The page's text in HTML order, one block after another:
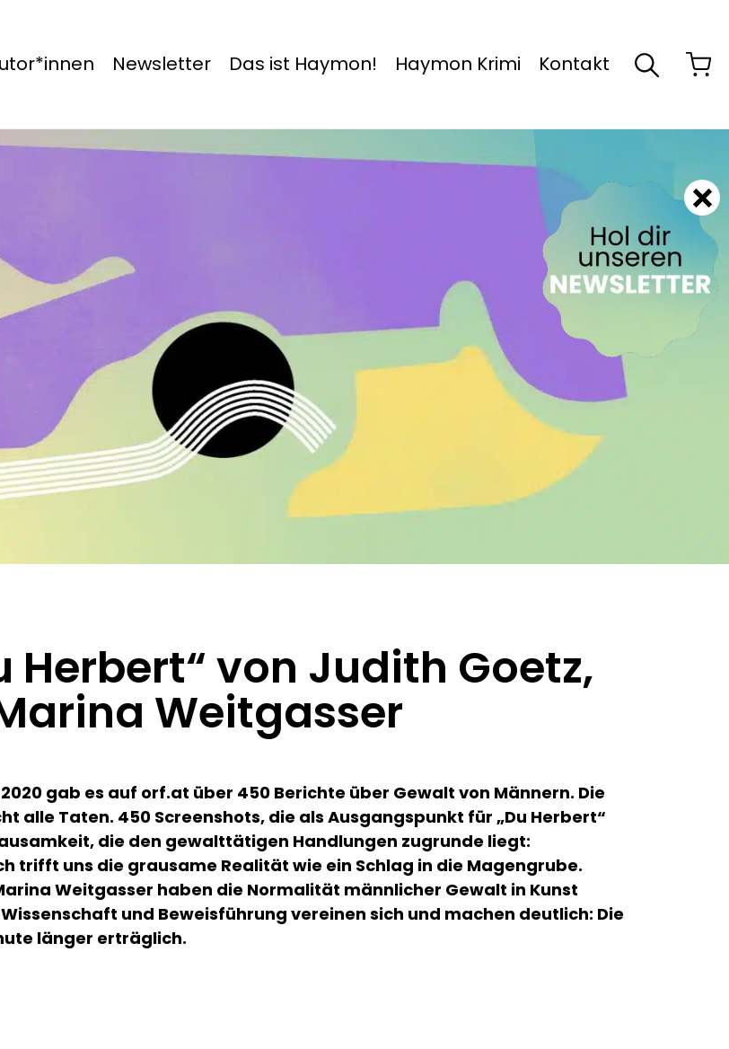
Newsletter Das ist Haymon! Haymon Krimi Kontakt
Herbert“ von Judith Goetz,
Weitgasser
gab es auf orf.at über 450 Berichte über Gewalt von Männern. Die
alle Taten. 450 Screenshots, die als Ausgangspunkt für „Du Herbert“
die den gewalttätigen Handlungen zugrunde liegt:
trifft uns die grausame Realität wie ein Schlag in die Magengrube.
Weitgasser haben die Normalität männlicher Gewalt in Kunst
und Beweisführung vereinen sich und machen deutlich: Die
länger erträglich.